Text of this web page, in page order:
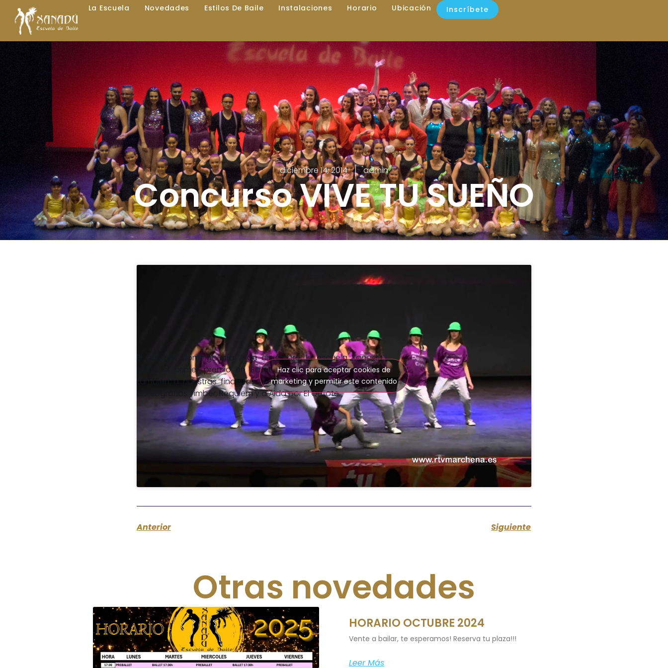
La Escuela Novedades Estilos De Baile Instalaciones Horario Ubicación Inscríbete
Concurso VIVE TU SUEÑO
diciembre 14, 2014 admin
El pasado domingo día 7 de diciembre, la escuela Xanadú
gano el primer premio en Ballet Clásico Individual. Felicitar
también a nuestras finalistas en el mismo concurso por las
coreografias Timber, Requiem y a Aida por El Quijote.
Haz clic para aceptar cookies de
marketing y permitir este contenido
Anterior Siguiente
Otras novedades
HORARIO OCTUBRE 2024
Vente a bailar, te esperamos! Reserva tu plaza!!!
Leer Más